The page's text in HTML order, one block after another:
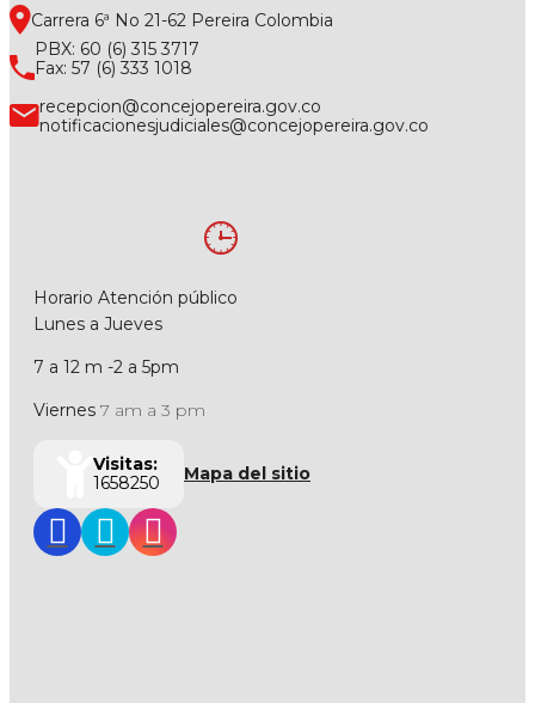
Carrera 6ª No 21-62 Pereira Colombia
PBX: 60 (6) 315 3717
Fax: 57 (6) 333 1018
recepcion@concejopereira.gov.co
notificacionesjudiciales@concejopereira.gov.co
Horario Atención público
Lunes a Jueves
7 a 12 m -2 a 5pm
Viernes 7 am a 3 pm
Visitas:
1658250
Mapa del sitio